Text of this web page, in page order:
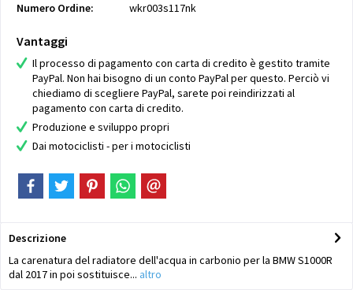
Numero Ordine: wkr003s117nk
Vantaggi
Il processo di pagamento con carta di credito è gestito tramite
PayPal. Non hai bisogno di un conto PayPal per questo. Perciò vi
chiediamo di scegliere PayPal, sarete poi reindirizzati al
pagamento con carta di credito.
Produzione e sviluppo propri
Dai motociclisti - per i motociclisti
Descrizione
La carenatura del radiatore dell'acqua in carbonio per la BMW S1000R
dal 2017 in poi sostituisce... altro